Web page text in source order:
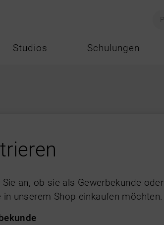
Studios Schulungen
an, ob sie als Gewerbekunde oder
in unserem Shop einkaufen möchten.